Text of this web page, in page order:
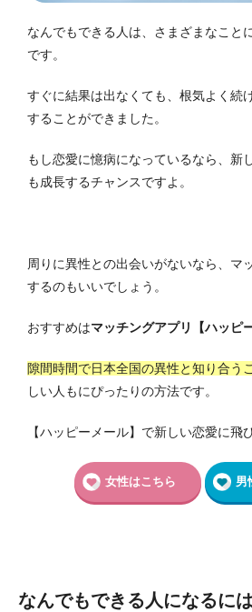
なんでもできる人は、さまざまなこと
です。
すぐに結果は出なくても、根気よく続
することができました。
もし恋愛に憶病になっているなら、新
も成長するチャンスですよ。
周りに異性との出会いがないなら、マ
するのもいいでしょう。
おすすめはマッチングアプリ【ハッピ
隙間時間で日本全国の異性と知り合う
しい人もにぴったりの方法です。
【ハッピーメール】で新しい恋愛に飛
女性はこちら 男
なんでもできる人になるに